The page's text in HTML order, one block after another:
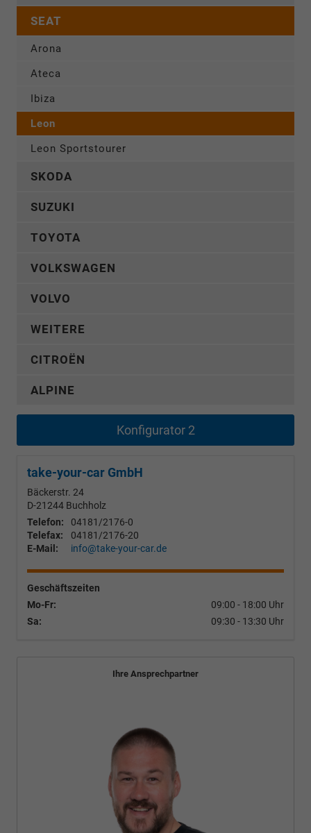
SEAT
Arona
Ateca
Ibiza
Leon
Leon Sportstourer
SKODA
SUZUKI
TOYOTA
VOLKSWAGEN
VOLVO
WEITERE
CITROËN
ALPINE
Konfigurator 2
take-your-car GmbH
Bäckerstr. 24
D-21244 Buchholz
Telefon:
04181/2176-0
Telefax:
04181/2176-20
E-Mail:
info@take-your-car.de
Geschäftszeiten
Mo-Fr:
09:00 - 18:00 Uhr
Sa:
09:30 - 13:30 Uhr
Ihre Ansprechpartner